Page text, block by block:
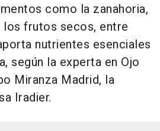
como la zanahoria,
frutos secos, entre
nutrientes esenciales
según la experta en Ojo
Miranza Madrid, la
Iradier.